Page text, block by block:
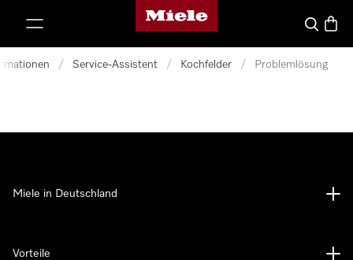
Miele-Homepage
Suche
/ Service-Assistent / Kochfelder / Problemlösung
Miele in Deutschland
Vorteile